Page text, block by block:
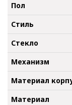
Пол
Стиль
Стекло
Механизм
Материал
Материал